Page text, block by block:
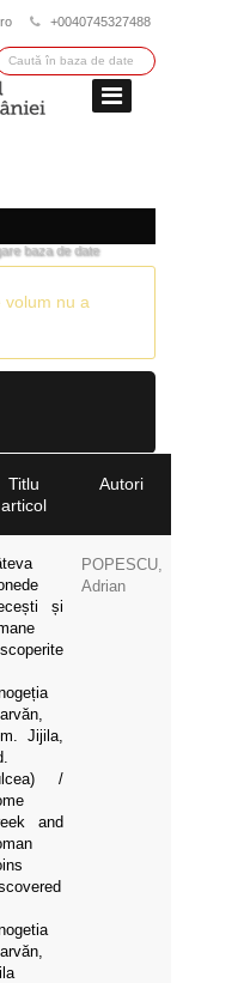
+0040745327488
baza de date
volum nu a
Titlu
articol
Autori
și
Jijila,
/
and
POPESCU,
Adrian